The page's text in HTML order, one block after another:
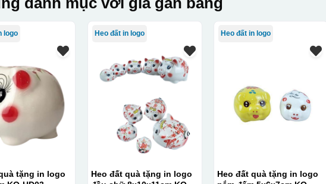
logo
tặng in logo
Heo đất in logo
Heo đất quà tặng in logo
Heo đất in logo
Heo đất quà tặng in logo